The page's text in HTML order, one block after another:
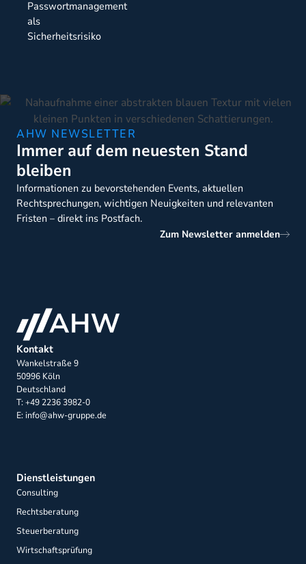
Passwortmanagement
als
Sicherheitsrisiko
AHW NEWSLETTER
Immer auf dem neuesten Stand
bleiben
Informationen zu bevorstehenden Events, aktuellen
Rechtsprechungen, wichtigen Neuigkeiten und relevanten
Fristen – direkt ins Postfach.
Zum Newsletter anmelden
Kontakt
Wankelstraße 9
50996 Köln
Deutschland
T: +49 2236 3982-0
E: info@ahw-gruppe.de
Dienstleistungen
Consulting
Rechtsberatung
Steuerberatung
Wirtschaftsprüfung